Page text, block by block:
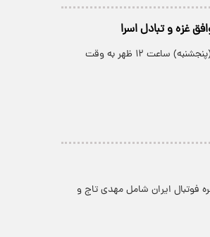
غزه و تبادل اسرا
رسانه‌های عبری گزارش دادند، توافق آتش‌بس امروز (پنجشنبه) ساعت ۱۲ ظهر به وقت
خارجه آمریکا با رد درخواست ویزای هیئت ۹ نفره فوتبال ایران شامل مهدی تاج و